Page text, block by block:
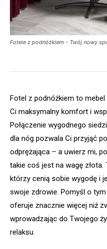
Fotele z podnóżkiem - Twój nowy
Fotel z podnóżkiem to
Ci maksymalny komfort i
Połączenie wygodnego
dla nóg pozwala Ci przyjąć
odprężająca – a uwierz mi,
takie coś jest na wagę
którzy cenią sobie wygodę i
swoje zdrowie. Pomyśl o
oferuje znacznie więcej niż
wprowadzając do Twojego
relaksu.